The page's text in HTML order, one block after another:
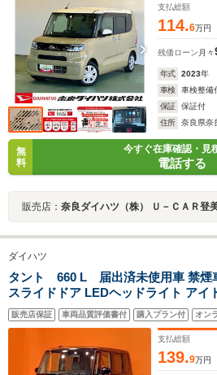
支払総額
114.6万円
残価ローン 月々
年式 2023年
車検
車検整備
保証
保証付
住所
奈良県奈
無
料
今すぐ在庫確認・見
電話する
販売店： 奈良ダイハツ（株） Ｕ－ＣＡＲ登
ダイハツ
タント 660 L 届出済未使用車 禁煙
スライドドア LEDヘッドライト アイ
マートキー プッシュスタート アイド
販売店保証 車両品質評価書付 購入プラン付 オン
支払総額
139.9万円